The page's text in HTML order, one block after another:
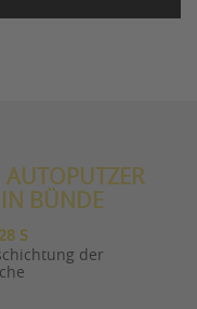
AUTOPUTZER
IN BÜNDE
S
der